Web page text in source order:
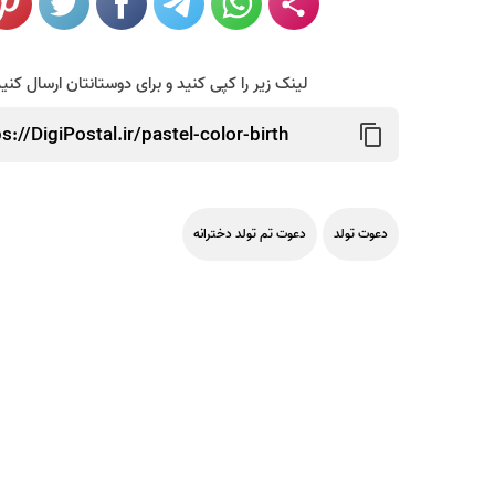
لینک زیر را کپی کنید و برای دوستانتان ارسال
دعوت تولد دعوت تم تولد دخترانه